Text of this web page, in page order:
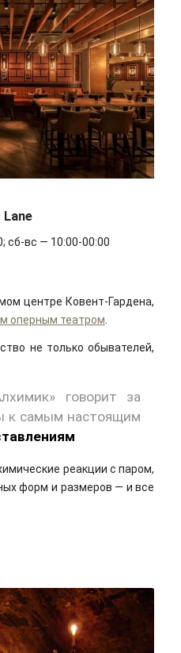
сб-вс — 10:00-00:00
центре Ковент-Гардена,
оперным театром
не только обывателей,
говорит за
к самым настоящим
реакции с паром,
форм и размеров — и все